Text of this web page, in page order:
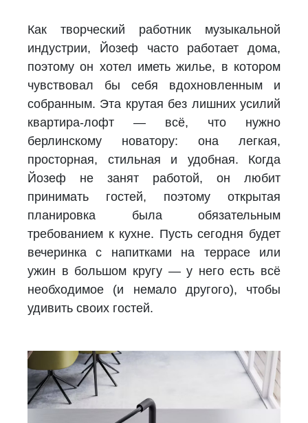
Как творческий работник музыкальной
индустрии, Йозеф часто работает дома,
поэтому он хотел иметь жилье, в котором
чувствовал бы себя вдохновленным и
собранным. Эта крутая без лишних усилий
квартира-лофт — всё, что нужно
берлинскому новатору: она легкая,
просторная, стильная и удобная. Когда
Йозеф не занят работой, он любит
принимать гостей, поэтому открытая
планировка была обязательным
требованием к кухне. Пусть сегодня будет
вечеринка с напитками на террасе или
ужин в большом кругу — у него есть всё
необходимое (и немало другого), чтобы
удивить своих гостей.